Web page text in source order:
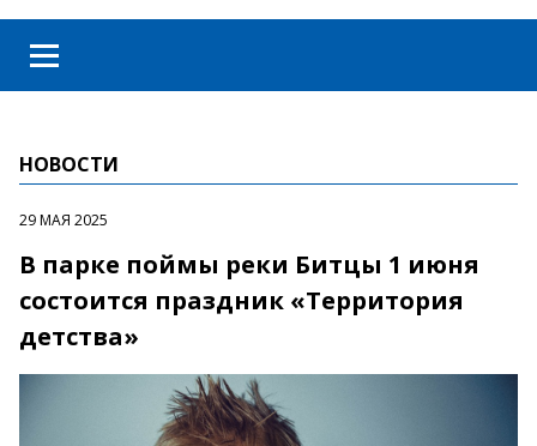
НОВОСТИ
29 МАЯ 2025
В парке поймы реки Битцы 1 июня
состоится праздник «Территория
детства»